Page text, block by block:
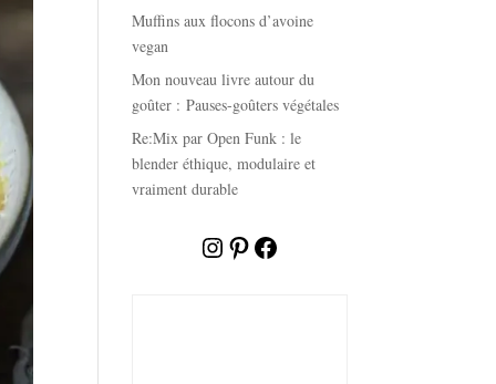
Muffins aux flocons d’avoine
vegan
Mon nouveau livre autour du
goûter : Pauses-goûters végétales
Re:Mix par Open Funk : le
blender éthique, modulaire et
vraiment durable
Instagram
Pinterest
Facebook